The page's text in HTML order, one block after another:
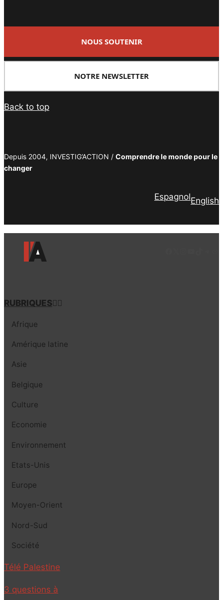
NOUS SOUTENIR
NOTRE NEWSLETTER
Back to top
Depuis 2004, INVESTIG’ACTION / Comprendre le monde pour le
changer
EspagnolEnglish
RUBRIQUES
Afrique
Amérique latine
Asie
Belgique
Culture
Economie
Environnement
Etats-Unis
Europe
Moyen-Orient
Nord-Sud
Société
Télé Palestine
3 questions à